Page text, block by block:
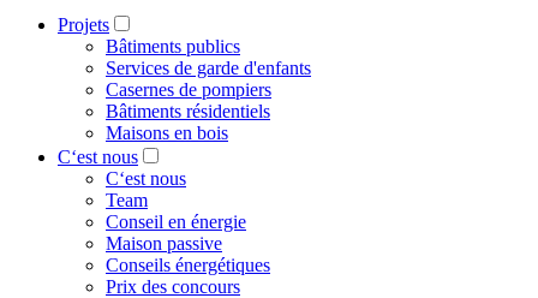
Projets
Bâtiments publics
Services de garde d'enfants
Casernes de pompiers
Bâtiments résidentiels
Maisons en bois
C‘est nous
C‘est nous
Team
Conseil en énergie
Maison passive
Conseils énergétiques
Prix des concours